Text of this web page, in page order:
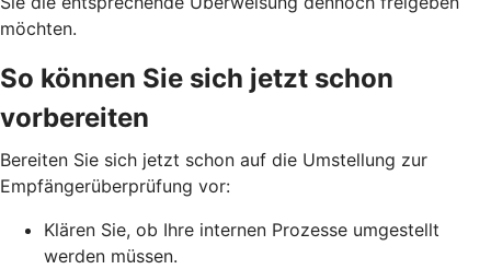
möchten.
So können Sie sich jetzt schon
vorbereiten
Bereiten Sie sich jetzt schon auf die Umstellung zur
Empfängerüberprüfung vor:
Klären Sie, ob Ihre internen Prozesse umgestellt
werden müssen.